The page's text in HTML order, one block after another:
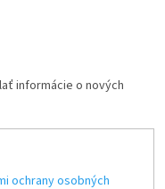
informácie o nových
ochrany osobných